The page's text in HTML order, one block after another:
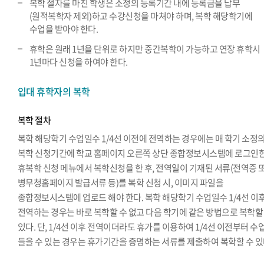
복학 절차를 마친 학생은 소정의 등록기간 내에 등록금을 납부
(원적복학자 제외)하고 수강신청을 마쳐야 하며, 복학 해당학기에
수업을 받아야 한다.
휴학은 원래 1년을 단위로 하지만 중간복학이 가능하고 연장 휴학시
1년마다 신청을 하여야 한다.
입대 휴학자의 복학
복학 절차
복학 해당학기 수업일수 1/4선 이전에 전역하는 경우에는 매 학기 소정
복학 신청기간에 학교 홈페이지 오른쪽 상단 종합정보시스템에 로그인
휴복학 신청 메뉴에서 복학신청을 한 후, 전역일이 기재된 서류(전역증
병무청홈페이지 발급서류 등)를 복학 신청 시, 이미지 파일을
종합정보시스템에 업로드 해야 한다. 복학 해당학기 수업일수 1/4선 이
전역하는 경우는 바로 복학할 수 없고 다음 학기에 같은 방법으로 복학
있다. 단, 1/4선 이후 전역이더라도 휴가를 이용하여 1/4선 이전부터 수
들을 수 있는 경우는 휴가기간을 증명하는 서류를 제출하여 복학할 수